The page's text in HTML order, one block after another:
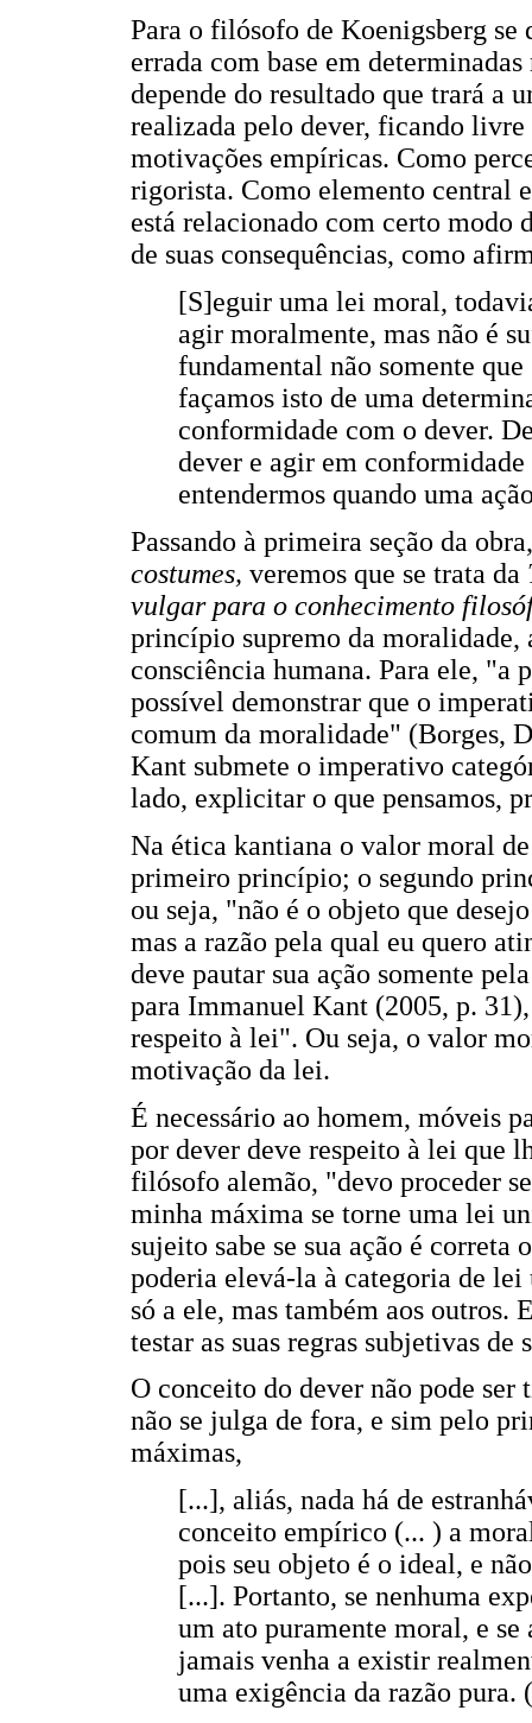
Para o filósofo de Koenigsberg
errada com base em
depende do resultado que trará a
realizada pelo dever, ficando livre
motivações empíricas. Como
rigorista. Como elemento central
está relacionado com certo modo
de suas consequências, como
[S]eguir uma lei moral,
agir moralmente, mas não é
fundamental não somente
façamos isto de uma
conformidade com o dever.
dever e agir em
entendermos quando uma
Passando à primeira seção da
costumes, veremos que se trata da
vulgar para o conhecimento
princípio supremo da moralidade,
consciência humana. Para ele,
possível demonstrar que o
comum da moralidade" (Borges,
Kant submete o imperativo
lado, explicitar o que pensamos,
Na ética kantiana o valor moral
primeiro princípio; o segundo
ou seja, "não é o objeto que
mas a razão pela qual eu quero
deve pautar sua ação somente
para Immanuel Kant (2005, p.
respeito à lei". Ou seja, o valor
motivação da lei.
É necessário ao homem, móveis
por dever deve respeito à lei que
filósofo alemão, "devo proceder
minha máxima se torne uma lei
sujeito sabe se sua ação é correta
poderia elevá-la à categoria de
só a ele, mas também aos
testar as suas regras subjetivas
O conceito do dever não pode
não se julga de fora, e sim pelo
máximas,
[...], aliás, nada há de
conceito empírico (... ) a
pois seu objeto é o ideal, e
[...]. Portanto, se nenhuma
um ato puramente moral, e
jamais venha a existir
uma exigência da razão pura.